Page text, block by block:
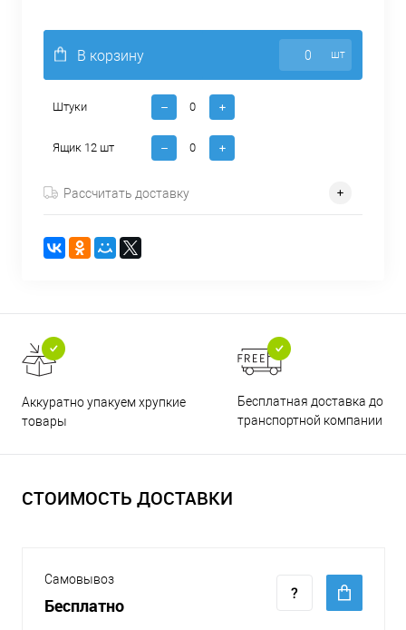
В корзину шт
Штуки
Ящик 12 шт
Рассчитать доставку
Аккуратно упакуем хрупкие
товары
Бесплатная доставка до
транспортной компании
СТОИМОСТЬ ДОСТАВКИ
Самовывоз
Бесплатно